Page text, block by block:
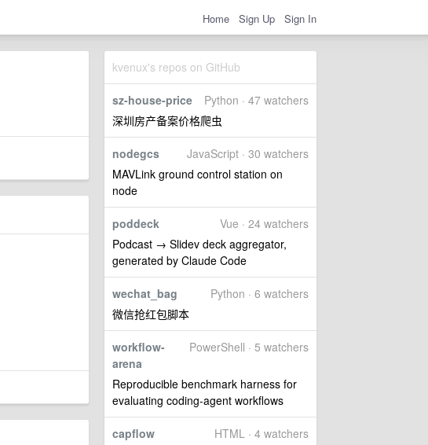
Home Sign Up Sign In
kvenux's repos on GitHub
Python · 47 watchers
sz-house-price
深圳房产备案价格爬虫
JavaScript · 30 watchers
nodegcs
MAVLink ground control station on
node
Vue · 24 watchers
poddeck
Podcast → Slidev deck aggregator,
generated by Claude Code
Python · 6 watchers
wechat_bag
微信抢红包脚本
PowerShell · 5 watchers
workflow-
arena
Reproducible benchmark harness for
evaluating coding-agent workflows
HTML · 4 watchers
capflow